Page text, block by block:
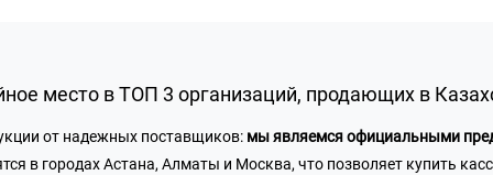
место в ТОП 3 организаций, продающих в
от надежных поставщиков: мы являемся официальными
в городах Астана, Алматы и Москва, что позволяет купить